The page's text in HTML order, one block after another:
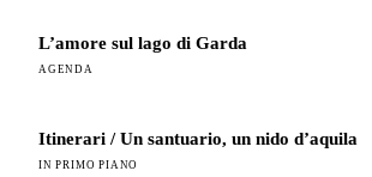
L’amore sul lago di Garda
AGENDA
Itinerari / Un santuario, un nido d’aquila
IN PRIMO PIANO